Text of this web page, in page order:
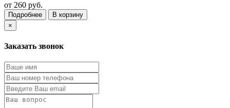
от 260 руб.
Подробнее
В корзину
×
Заказать звонок